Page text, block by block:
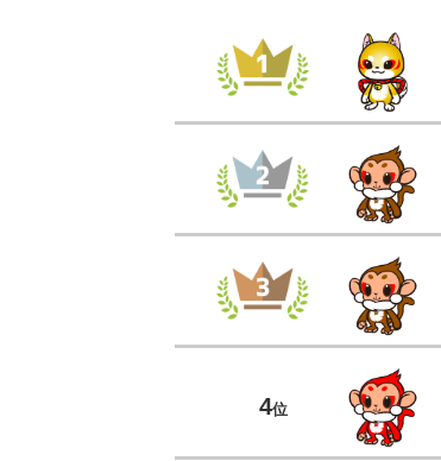
4位